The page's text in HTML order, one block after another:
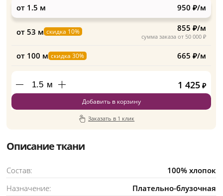
от 1.5 м 950 ₽/м
от 53 м скидка 10%
сумма заказа от 50 000 ₽
855 ₽/м
от 100 м скидка 30% 665 ₽/м
м 1 425 ₽
Добавить в корзину
Заказать в 1 клик
Описание ткани
Состав:
100% хлопок
Назначение:
Плательно-блузочная